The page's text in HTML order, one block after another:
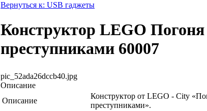
Вернуться к: USB гаджеты
Конструктор LEGO Погоня
преступниками 60007
pic_52ada26dccb40.jpg
Описание
Описание
Конструктор от LEGO - City
преступниками».